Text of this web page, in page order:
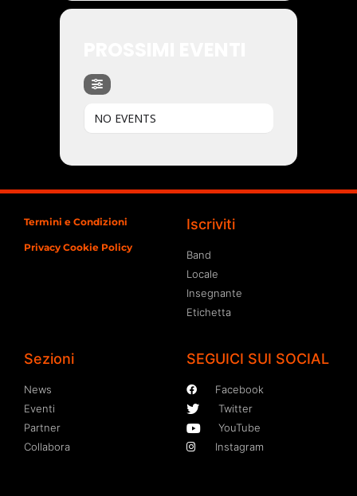
NO EVENTS
Termini e Condizioni
Privacy Cookie Policy
Iscriviti
Band
Locale
Insegnante
Etichetta
Sezioni
News
Eventi
Partner
Collabora
SEGUICI SUI SOCIAL
Facebook
Twitter
YouTube
Instagram